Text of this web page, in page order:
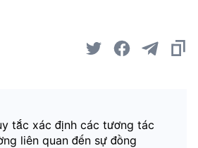
tắc xác định các tương tác
liên quan đến sự đồng